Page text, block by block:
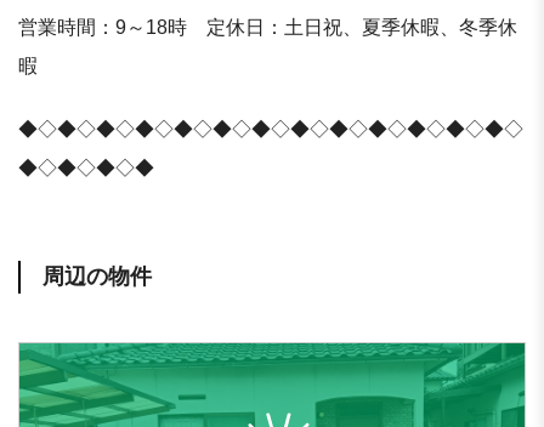
営業時間：9～18時 定休日：土日祝、夏季休暇、冬季休
暇
◆◇◆◇◆◇◆◇◆◇◆◇◆◇◆◇◆◇◆◇◆◇◆◇◆◇
◆◇◆◇◆◇◆
周辺の物件